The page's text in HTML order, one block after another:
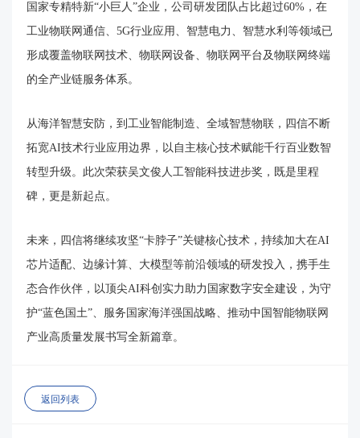
国家专精特新“小巨人”企业，公司研发团队占比超过60%，在
工业物联网通信、5G行业应用、智慧电力、智慧水利等领域已
形成覆盖物联网技术、物联网设备、物联网平台及物联网终端
的全产业链服务体系。
从海洋智慧安防，到工业智能制造、全域智慧物联，四信不断
拓宽AI技术行业应用边界，以自主核心技术赋能千行百业数智
转型升级。此次荣获吴文俊人工智能科技进步奖，既是里程
碑，更是新起点。
未来，四信将继续攻坚“卡脖子”关键核心技术，持续加大在AI
芯片适配、边缘计算、大模型等前沿领域的研发投入，携手生
态合作伙伴，以顶尖AI科创实力助力国家数字安全建设，为守
护“蓝色国土”、服务国家海洋强国战略、推动中国智能物联网
产业高质量发展书写全新篇章。
返回列表